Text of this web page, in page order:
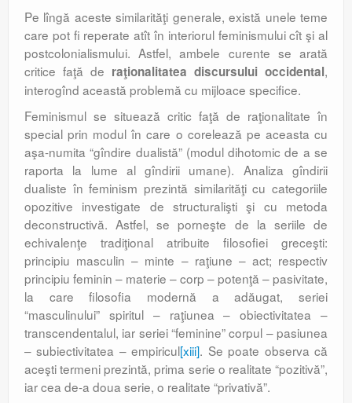
Pe lîngă aceste similarităţi generale, există unele teme
care pot fi reperate atît în interiorul feminismului cît şi al
postcolonialismului. Astfel, ambele curente se arată
critice faţă de raţionalitatea discursului occidental,
interogînd această problemă cu mijloace specifice.
Feminismul se situează critic faţă de raţionalitate în
special prin modul în care o corelează pe aceasta cu
aşa-numita “gîndire dualistă” (modul dihotomic de a se
raporta la lume al gîndirii umane). Analiza gîndirii
dualiste în feminism prezintă similarităţi cu categoriile
opoziti­ve investigate de structuralişti şi cu metoda
deconstructivă. Astfel, se porneşte de la seriile de
echivalenţe tradiţional atribuite filosofiei greceşti:
principiu masculin – minte – raţiune – act; respectiv
principiu feminin – materie – corp – potenţă – pasivitate,
la care filosofia modernă a adăugat, seriei
“masculinului” spiritul – raţiunea – obiectivitatea –
transcendentalul, iar seriei “feminine” corpul – pasiunea
– subiectivitatea – empiricul[xiii]. Se poate observa că
aceşti termeni prezintă, prima serie o realitate “pozitivă”,
iar cea de-a doua serie, o realitate “privativă”.